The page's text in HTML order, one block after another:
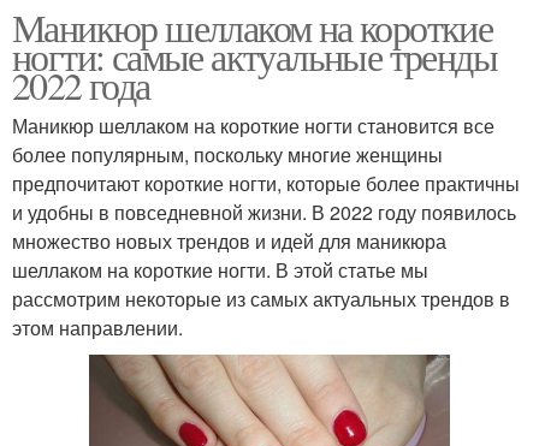
Маникюр шеллаком на короткие
ногти: самые актуальные тренды
2022 года
Маникюр шеллаком на короткие ногти становится все
более популярным, поскольку многие женщины
предпочитают короткие ногти, которые более практичны
и удобны в повседневной жизни. В 2022 году появилось
множество новых трендов и идей для маникюра
шеллаком на короткие ногти. В этой статье мы
рассмотрим некоторые из самых актуальных трендов в
этом направлении.